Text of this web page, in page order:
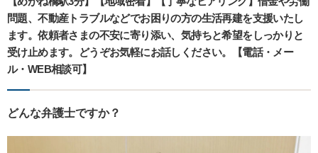
問題、不動産トラブルなどでお困りの方の生活再建を支援いたし
ます。依頼者さまの不安に寄り添い、気持ちと希望をしっかりと
受け止めます。どうぞお気軽にお話しください。【電話・メー
ル・WEB相談可】
どんな弁護士ですか？